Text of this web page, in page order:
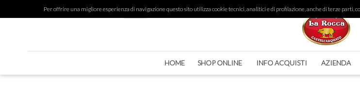
Per offrire una migliore esperienza di navigazione questo sito utilizza cookie tecnici, analitici e di profilazione, anche di terze
HOME SHOP ONLINE INFO ACQUISTI AZIENDA